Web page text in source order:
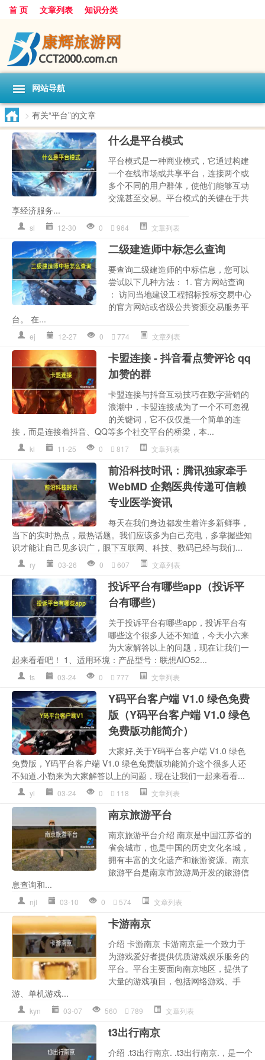
首 页 文章列表 知识分类
网站导航
> 有关“平台”的文章
什么是平台模式
平台模式是一种商业模式，它通过构建
一个在线市场或共享平台，连接两个或
多个不同的用户群体，使他们能够互动
交流甚至交易。平台模式的关键在于共
享经济服务...
sl 12-30 0 964 文章列表
二级建造师中标怎么查询
要查询二级建造师的中标信息，您可以
尝试以下几种方法： 1. 官方网站查询
： 访问当地建设工程招标投标交易中心
的官方网站或省级公共资源交易服务平
台。 在...
ej 12-27 0 774 文章列表
卡盟连接 - 抖音看点赞评论 qq
加赞的群
卡盟连接与抖音互动技巧在数字营销的
浪潮中，卡盟连接成为了一个不可忽视
的关键词，它不仅仅是一个简单的连
接，而是连接着抖音、QQ等多个社交平台的桥梁，本...
kl 11-25 0 817 文章列表
前沿科技时讯：腾讯独家牵手
WebMD 企鹅医典传递可信赖
专业医学资讯
每天在我们身边都发生着许多新鲜事，
当下的实时热点，最热话题。我们应该多为自己充电，多掌握些知
识才能让自己见多识广，眼下互联网、科技、数码已经与我们...
ry 03-26 0 607 文章列表
投诉平台有哪些app（投诉平
台有哪些）
关于投诉平台有哪些app，投诉平台有
哪些这个很多人还不知道，今天小六来
为大家解答以上的问题，现在让我们一
起来看看吧！ 1、适用环境：产品型号：联想AIO52...
ts 03-24 0 777 文章列表
Y码平台客户端 V1.0 绿色免费
版（Y码平台客户端 V1.0 绿色
免费版功能简介）
大家好,关于Y码平台客户端 V1.0 绿色
免费版，Y码平台客户端 V1.0 绿色免费版功能简介这个很多人还
不知道,小勒来为大家解答以上的问题，现在让我们一起来看看...
yl 03-24 0 118 文章列表
南京旅游平台
南京旅游平台介绍 南京是中国江苏省的
省会城市，也是中国的历史文化名城，
拥有丰富的文化遗产和旅游资源。南京
旅游平台是南京市旅游局开发的旅游信
息查询和...
njl 03-10 0 574 文章列表
卡游南京
介绍 卡游南京 卡游南京是一个致力于
为游戏爱好者提供优质游戏娱乐服务的
平台。平台主要面向南京地区，提供了
大量的游戏项目，包括网络游戏、手
游、单机游戏...
kyn 03-07 560 789 文章列表
t3出行南京
介绍 .t3出行南京. .t3出行南京.，是一个